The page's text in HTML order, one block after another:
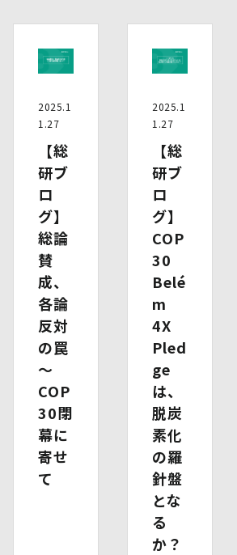
ータについて、利用目的の通知・開示・
第三者提供記録の開示（以下「開示等」
ご希望の場合は、本人又はその代理人か
部又は一部に応じられない場合はその理
ます。
事務手続に必要な範囲でのみ利用しま
お申し出先
依頼を受け、当該依頼が個人情報保護法
たす場合には、当社の定める手続に従っ
す。
ついては、以下のお問い合わせ窓口まで
関するお手続
、当社「保有個人情報に関する開示等の
たします。 ご記入いただいた「請求
書類のコピー」、代理人によるお求めの
資料に含まれる本籍地情報は都道府県ま
の情報は黒塗り等の処理をしてくださ
写し（運転免許証、パスポート、健康
年金手帳等）
とを確認する書類
年者の法定代理人の場合】
の本人確認書類の写し
（戸籍謄本、住民票（続柄の記載され
法定代理権の確認ができる公的書類）
2025.1
1.27
【総
研ブ
ロ
グ】
総論
賛
成、
各論
反対
の罠
～
COP
30閉
幕に
寄せ
て
2025.1
1.27
【総
研ブ
ロ
グ】
COP
30
Belé
m
4X
Pled
ge
は、
脱炭
素化
の羅
針盤
とな
る
か？